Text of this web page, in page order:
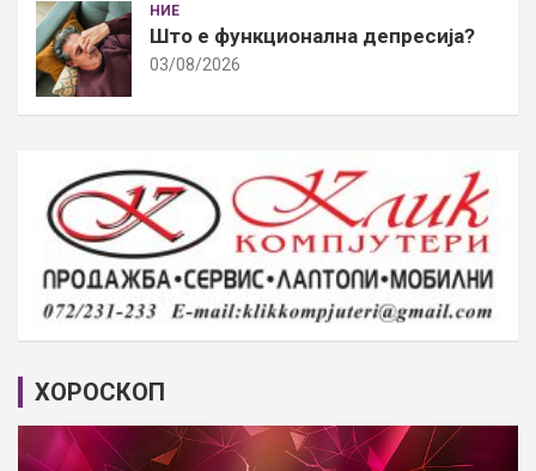
НИЕ
Што е функционална депресија?
03/08/2026
ХОРОСКОП